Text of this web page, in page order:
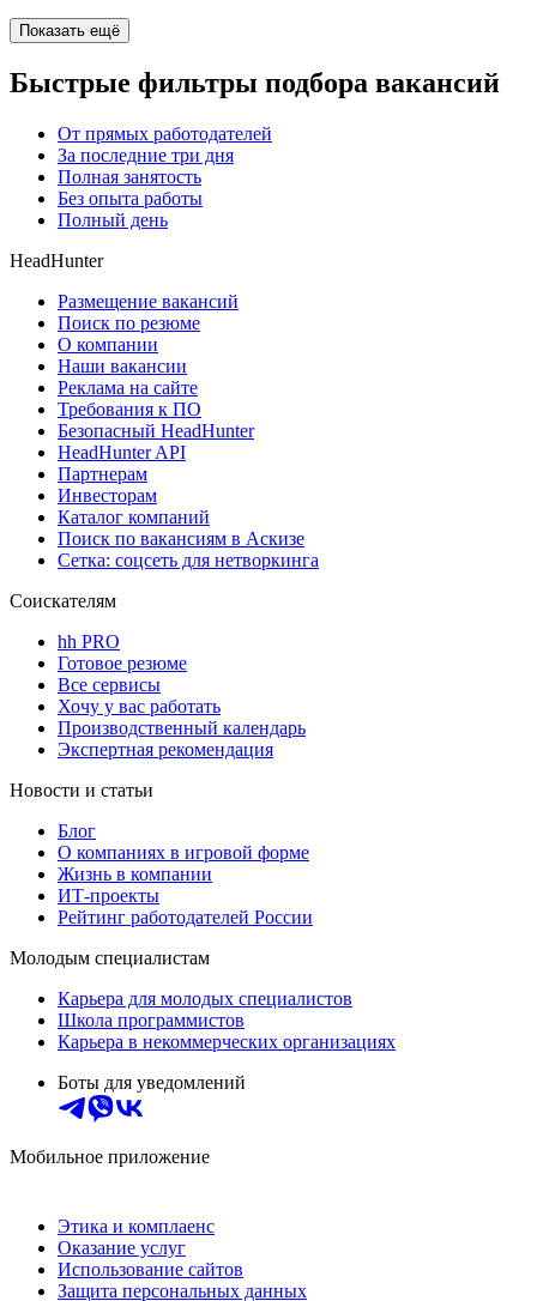
Показать ещё
Быстрые фильтры подбора вакансий
От прямых работодателей
За последние три дня
Полная занятость
Без опыта работы
Полный день
HeadHunter
Размещение вакансий
Поиск по резюме
О компании
Наши вакансии
Реклама на сайте
Требования к ПО
Безопасный HeadHunter
HeadHunter API
Партнерам
Инвесторам
Каталог компаний
Поиск по вакансиям в Аскизе
Сетка: соцсеть для нетворкинга
Соискателям
hh PRO
Готовое резюме
Все сервисы
Хочу у вас работать
Производственный календарь
Экспертная рекомендация
Новости и статьи
Блог
О компаниях в игровой форме
Жизнь в компании
ИТ-проекты
Рейтинг работодателей России
Молодым специалистам
Карьера для молодых специалистов
Школа программистов
Карьера в некоммерческих организациях
Боты для уведомлений
Мобильное приложение
Этика и комплаенс
Оказание услуг
Использование сайтов
Защита персональных данных